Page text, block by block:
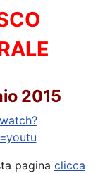
2015
pagina clicca